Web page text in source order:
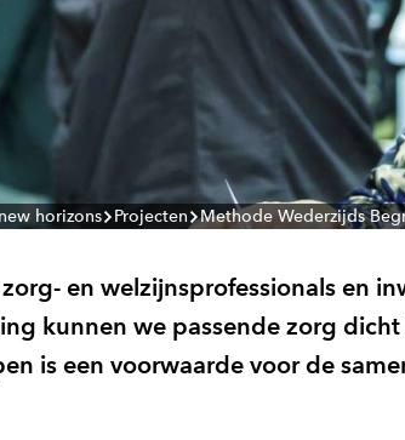
horizons Projecten Methode Wederzijds
en welzijnsprofessionals en
kunnen we passende zorg
is een voorwaarde voor de